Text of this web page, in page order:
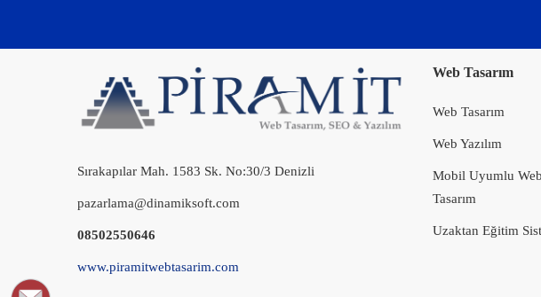
Sırakapılar Mah. 1583 Sk. No:30/3 Denizli
pazarlama@dinamiksoft.com
08502550646
www.piramitwebtasarim.com
Web Tasarım
Web Tasarım
Web Yazılım
Mobil Uyumlu Web
Tasarım
Uzaktan Eğitim